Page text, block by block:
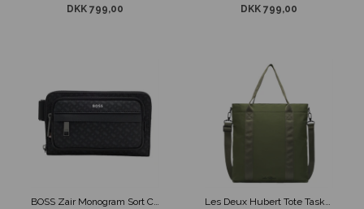
DKK 799,00
DKK 799,00
BOSS Zair Monogram Sort Crossover Taske
Les Deux Hubert Tote Taske Grøn